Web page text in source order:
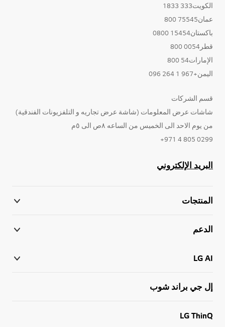
الكويت333 1833
عمان75545 800
باكستان15454 0800
قطر0054 800
الإمارات54 800
اليمن+967 1 264 096
قسم الشركات
شاشات عرض المعلومات (شاشة عرض تجاريه و التلفزيونات الفندقية)
من يوم الاحد الى الخميس من الساعه ٨ص الى ٥م
0299 805 4 971+
البريد الإلكتروني
المنتجات
الدعم
LG AI
إل جي براند شوب
LG ThinQ